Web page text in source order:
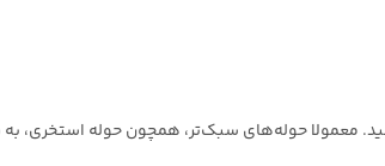
معمولا حوله‌های سبک‌تر، همچون حوله استخری،